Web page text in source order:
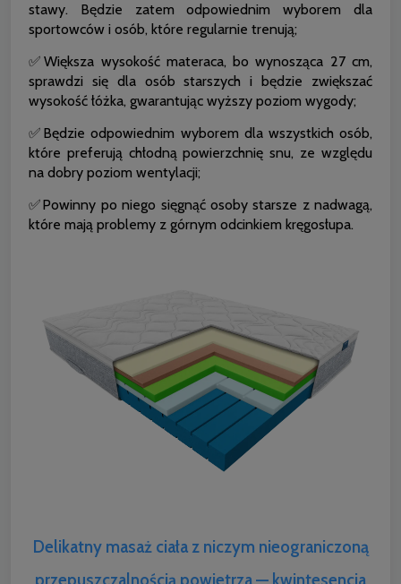
stawy. Będzie zatem odpowiednim wyborem dla
sportowców i osób, które regularnie trenują;
✅Większa wysokość materaca, bo wynosząca 27 cm,
sprawdzi się dla osób starszych i będzie zwiększać
wysokość łóżka, gwarantując wyższy poziom wygody;
✅Będzie odpowiednim wyborem dla wszystkich osób,
które preferują chłodną powierzchnię snu, ze względu
na dobry poziom wentylacji;
✅Powinny po niego sięgnąć osoby starsze z nadwagą,
które mają problemy z górnym odcinkiem kręgosłupa.
Delikatny masaż ciała z niczym nieograniczoną
przepuszczalnością powietrza — kwintesencja